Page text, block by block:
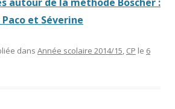
et Séverine
dans Année scolaire 2014/15, CP le 6